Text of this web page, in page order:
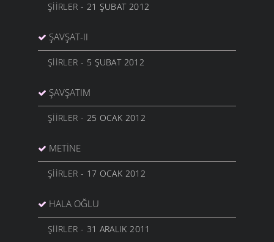
ŞIIRLER - 21 ŞUBAT 2012
ŞAVŞAT-II
ŞIIRLER - 5 ŞUBAT 2012
ŞAVŞATIM
ŞIIRLER - 25 OCAK 2012
METINE
ŞIIRLER - 17 OCAK 2012
HALA OĞLU
ŞIIRLER - 31 ARALIK 2011